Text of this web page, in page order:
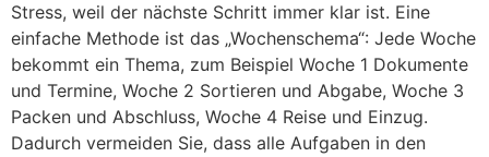
Stress, weil der nächste Schritt immer klar ist. Eine
einfache Methode ist das „Wochenschema“: Jede Woche
bekommt ein Thema, zum Beispiel Woche 1 Dokumente
und Termine, Woche 2 Sortieren und Abgabe, Woche 3
Packen und Abschluss, Woche 4 Reise und Einzug.
Dadurch vermeiden Sie, dass alle Aufgaben in den